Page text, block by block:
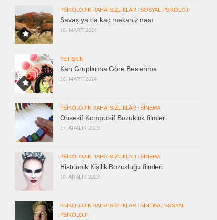
PSIKOLOJIK RAHATSIZLIKLAR / SOSYAL PSIKOLOJI
Savaş ya da kaç mekanizması
16. MART 2024
YETIŞKIN
Kan Gruplarına Göre Beslenme
16. MART 2024
PSIKOLOJIK RAHATSIZLIKLAR / SINEMA
Obsesif Kompulsif Bozukluk filmleri
17. ARALIK 2023
PSIKOLOJIK RAHATSIZLIKLAR / SINEMA
Histrionik Kişilik Bozukluğu filmleri
10. ARALIK 2023
PSIKOLOJIK RAHATSIZLIKLAR / SINEMA/ SOSYAL
PSIKOLOJI